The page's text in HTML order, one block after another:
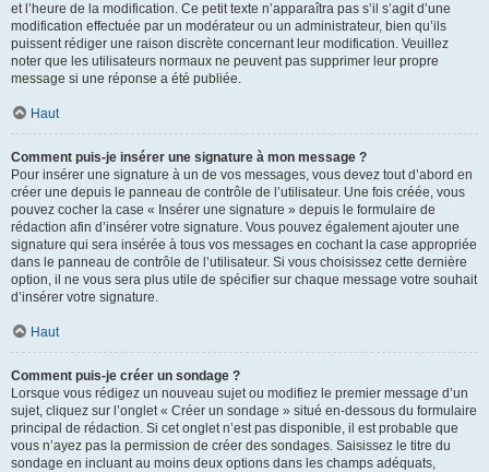
et l’heure de la modification. Ce petit texte n’apparaîtra pas s’il s’agit d’une
modification effectuée par un modérateur ou un administrateur, bien qu’ils
puissent rédiger une raison discrète concernant leur modification. Veuillez
noter que les utilisateurs normaux ne peuvent pas supprimer leur propre
message si une réponse a été publiée.
Haut
Comment puis-je insérer une signature à mon message ?
Pour insérer une signature à un de vos messages, vous devez tout d’abord en
créer une depuis le panneau de contrôle de l’utilisateur. Une fois créée, vous
pouvez cocher la case « Insérer une signature » depuis le formulaire de
rédaction afin d’insérer votre signature. Vous pouvez également ajouter une
signature qui sera insérée à tous vos messages en cochant la case appropriée
dans le panneau de contrôle de l’utilisateur. Si vous choisissez cette dernière
option, il ne vous sera plus utile de spécifier sur chaque message votre souhait
d’insérer votre signature.
Haut
Comment puis-je créer un sondage ?
Lorsque vous rédigez un nouveau sujet ou modifiez le premier message d’un
sujet, cliquez sur l’onglet « Créer un sondage » situé en-dessous du formulaire
principal de rédaction. Si cet onglet n’est pas disponible, il est probable que
vous n’ayez pas la permission de créer des sondages. Saisissez le titre du
sondage en incluant au moins deux options dans les champs adéquats,